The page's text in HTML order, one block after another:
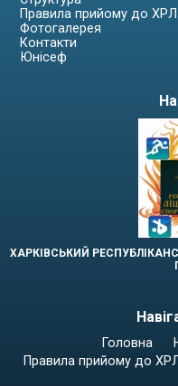
Правила прийому до
Фотогалерея
Контакти
Юнісеф
ХАРКІВСЬКИЙ
Головна
Правила прийому до